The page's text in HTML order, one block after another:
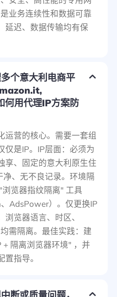
业务连续性和数据可靠
延迟、数据传输均有保
个意大利电商平
用代理IP方案防
运营的核心。需要一套组
仅是IP。IP层面：必须为
享、固定的意大利原生住
净、无不良记录。环境隔
览器指纹隔离" 工具
、AdsPower）。仅更换IP
浏览器语言、时区、
需隔离。最佳实践：建
+ 隔离浏览器环境" ，并
置指导。